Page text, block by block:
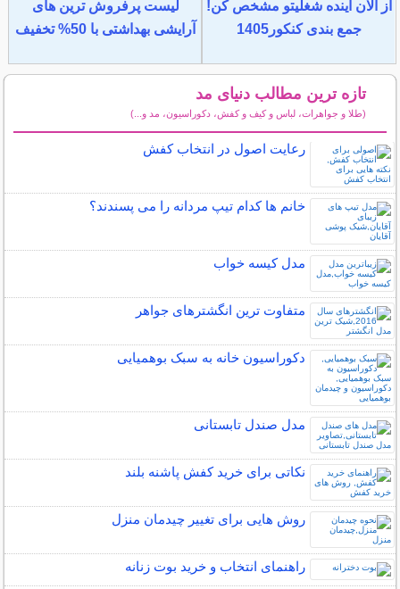
از الان آینده شغلیتو مشخص کن!
جمع بندی کنکور1405
لیست پرفروش ترین های
آرایشی بهداشتی با 50% تخفیف
تازه ترین مطالب دنیای مد
(طلا و جواهرات، لباس و کیف و کفش، دکوراسیون، مد و...)
رعایت اصول در انتخاب کفش
خانم ها کدام تیپ مردانه را می پسندند؟
مدل کیسه خواب
متفاوت ترین انگشترهای جواهر
دکوراسیون خانه به سبک بوهمیایی
مدل صندل تابستانی
نکاتی برای خرید کفش پاشنه بلند
روش هایی برای تغییر چیدمان منزل
راهنمای انتخاب و خرید بوت زنانه